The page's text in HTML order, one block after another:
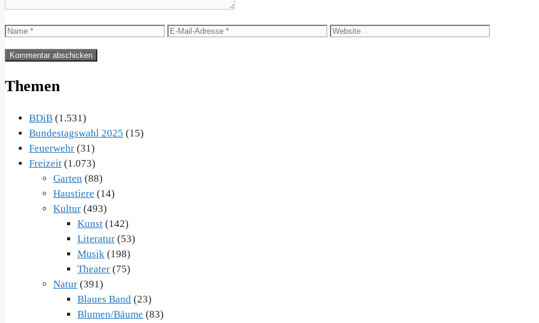
Name
E-
Website
Themen
BDiB (1.531)
Bundestagswahl 2025 (15)
Feuerwehr (31)
Freizeit (1.073)
Garten (88)
Haustiere (14)
Kultur (493)
Kunst (142)
Literatur (53)
Musik (198)
Theater (75)
Natur (391)
Blaues Band (23)
Blumen/Bäume (83)